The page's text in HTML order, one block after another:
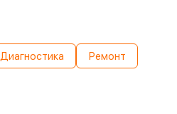
Диагностика Ремонт